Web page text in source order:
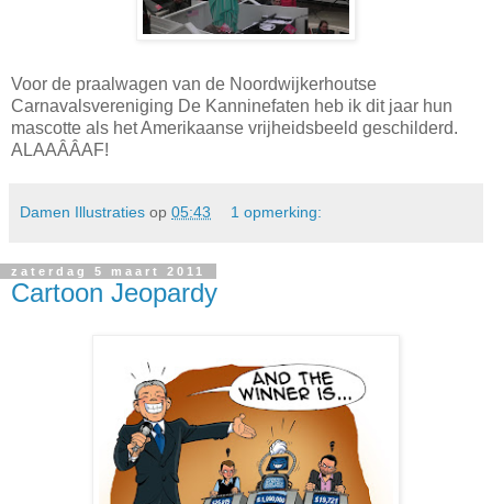
Voor de praalwagen van de Noordwijkerhoutse
Carnavalsvereniging De Kanninefaten heb ik dit jaar hun
mascotte als het Amerikaanse vrijheidsbeeld geschilderd.
ALAAÂÂAF!
Damen Illustraties op 05:43 1 opmerking:
zaterdag 5 maart 2011
Cartoon Jeopardy